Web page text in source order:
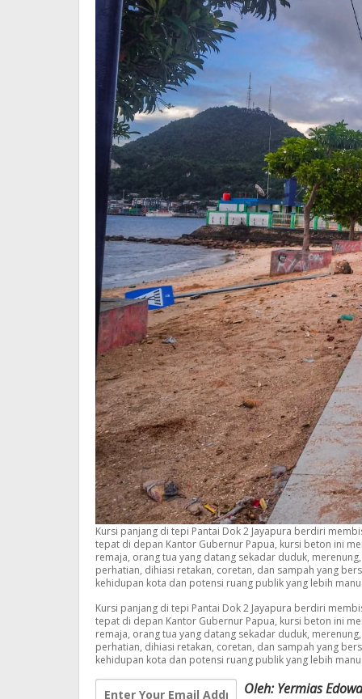
Kursi panjang di tepi Pantai Dok 2 Jayapura berdiri
tepat di depan Kantor Gubernur Papua, kursi beton ini
remaja, orang tua yang datang sekadar duduk,
perhatian, dihiasi retakan, coretan, dan sampah yang
kehidupan kota dan potensi ruang publik yang lebih
Kursi panjang di tepi Pantai Dok 2 Jayapura berdiri
tepat di depan Kantor Gubernur Papua, kursi beton ini
remaja, orang tua yang datang sekadar duduk,
perhatian, dihiasi retakan, coretan, dan sampah yang
kehidupan kota dan potensi ruang publik yang lebih
Oleh: Yermias